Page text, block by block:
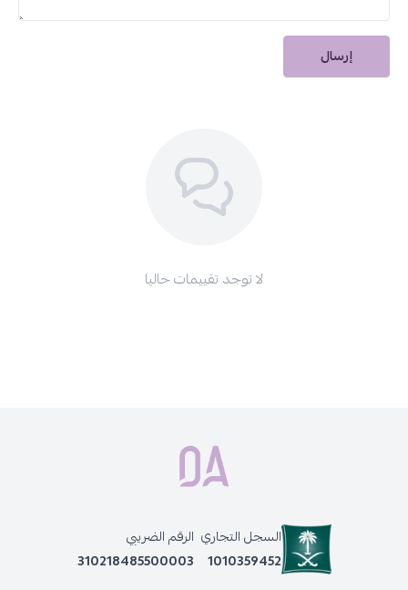
كرر العملية عند الحاجة.
إرسال
لا توجد تقييمات حاليا
السجل التجاري
1010359452
الرقم الضريبي
310218485500003